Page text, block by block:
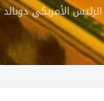
الأمريكي دونالد